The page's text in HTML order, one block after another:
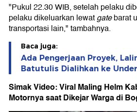
"Pukul 22.30 WIB, setelah pelaku
pelaku dikeluarkan lewatgatebarat
transportasi lain," tambahnya.
Baca juga:
Ada Pengerjaan Proyek,
Batutulis Dialihkan ke
Simak Video: Viral Maling Helm
Motornya saat Dikejar Warga di